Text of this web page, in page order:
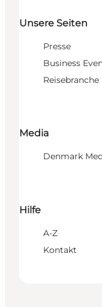
Unsere Seiten
Presse
Business
Reisebranche
Media
Denmark
Hilfe
A-Z
Kontakt